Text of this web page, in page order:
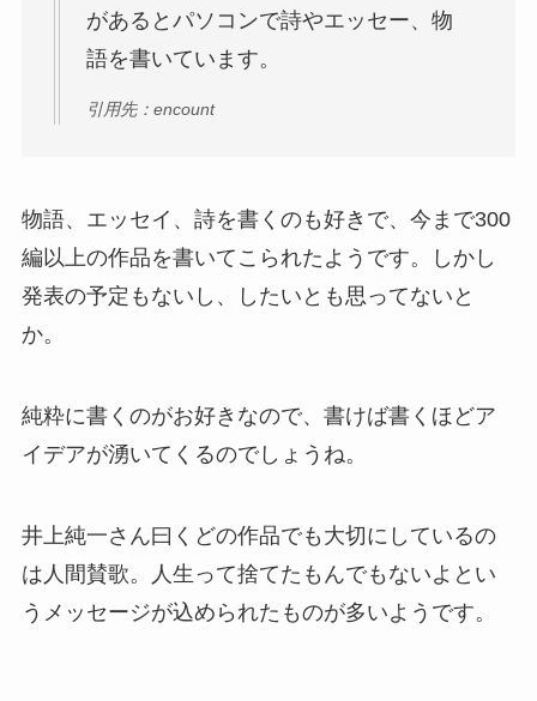
があるとパソコンで詩やエッセー、物
語を書いています。
引用先：encount
物語、エッセイ、詩を書くのも好きで、今まで300
編以上の作品を書いてこられたようです。しかし
発表の予定もないし、したいとも思ってないと
か。
純粋に書くのがお好きなので、書けば書くほどア
イデアが湧いてくるのでしょうね。
井上純一さん曰くどの作品でも大切にしているの
は人間賛歌。人生って捨てたもんでもないよとい
うメッセージが込められたものが多いようです。